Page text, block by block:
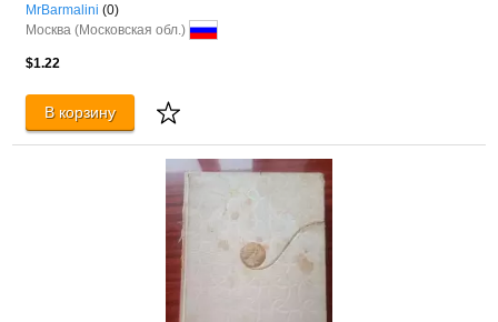
MrBarmalini (0)
Москва (Московская обл.)
$1.22
В корзину